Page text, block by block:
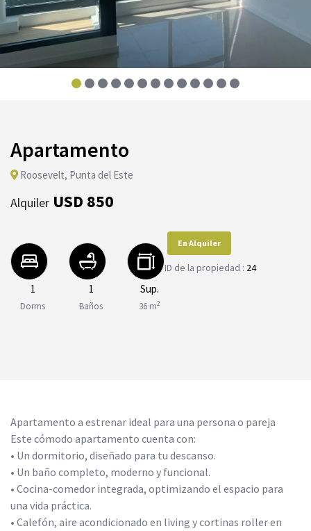
Apartamento
Roosevelt, Punta del Este
Alquiler USD 850
1
Dorms
1
Baños
Sup.
36 m2
En Alquiler
ID de la propiedad : 24
Apartamento a estrenar ideal para una persona o pareja
Este cómodo apartamento cuenta con:
• Un dormitorio, diseñado para tu descanso.
• Un baño completo, moderno y funcional.
• Cocina-comedor integrada, optimizando el espacio para
una vida práctica.
• Calefón, aire acondicionado en living y cortinas roller en